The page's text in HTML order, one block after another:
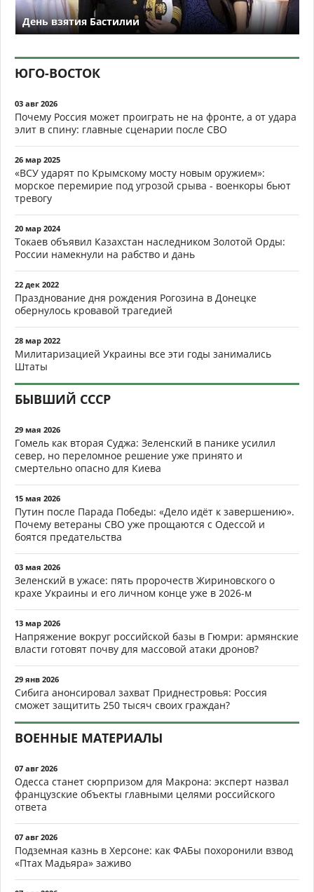
День взятия Бастилии
ЮГО-ВОСТОК
03 авг 2026
Почему Россия может проиграть не на фронте, а от удара
элит в спину: главные сценарии после СВО
26 мар 2025
«ВСУ ударят по Крымскому мосту новым оружием»:
морское перемирие под угрозой срыва - военкоры бьют
тревогу
20 мар 2024
Токаев объявил Казахстан наследником Золотой Орды:
России намекнули на рабство и дань
22 дек 2022
Празднование дня рождения Рогозина в Донецке
обернулось кровавой трагедией
28 мар 2022
Милитаризацией Украины все эти годы занимались
Штаты
БЫВШИЙ СССР
29 мая 2026
Гомель как вторая Суджа: Зеленский в панике усилил
север, но переломное решение уже принято и
смертельно опасно для Киева
15 мая 2026
Путин после Парада Победы: «Дело идёт к завершению».
Почему ветераны СВО уже прощаются с Одессой и
боятся предательства
03 мая 2026
Зеленский в ужасе: пять пророчеств Жириновского о
крахе Украины и его личном конце уже в 2026-м
13 мар 2026
Напряжение вокруг российской базы в Гюмри: армянские
власти готовят почву для массовой атаки дронов?
29 янв 2026
Сибига анонсировал захват Приднестровья: Россия
сможет защитить 250 тысяч своих граждан?
ВОЕННЫЕ МАТЕРИАЛЫ
07 авг 2026
Одесса станет сюрпризом для Макрона: эксперт назвал
французские объекты главными целями российского
ответа
07 авг 2026
Подземная казнь в Херсоне: как ФАБы похоронили взвод
«Птах Мадьяра» заживо